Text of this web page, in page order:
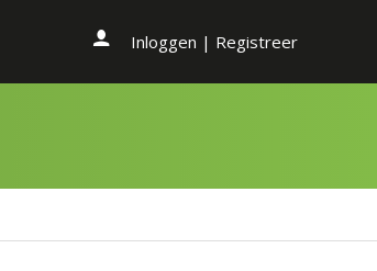
Inloggen | Registreer